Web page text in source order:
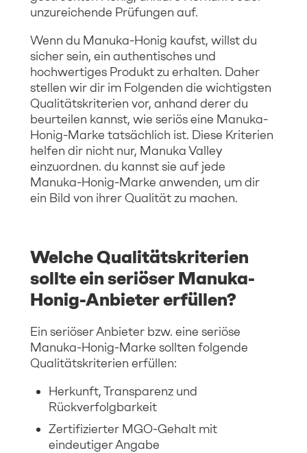
unzureichende Prüfungen auf.
Wenn du Manuka-Honig kaufst, willst du
sicher sein, ein authentisches und
hochwertiges Produkt zu erhalten. Daher
stellen wir dir im Folgenden die wichtigsten
Qualitätskriterien vor, anhand derer du
beurteilen kannst, wie seriös eine Manuka-
Honig-Marke tatsächlich ist. Diese Kriterien
helfen dir nicht nur, Manuka Valley
einzuordnen. du kannst sie auf jede
Manuka-Honig-Marke anwenden, um dir
ein Bild von ihrer Qualität zu machen.
Welche Qualitätskriterien
sollte ein seriöser Manuka-
Honig-Anbieter erfüllen?
Ein seriöser Anbieter bzw. eine seriöse
Manuka-Honig-Marke sollten folgende
Qualitätskriterien erfüllen:
Herkunft, Transparenz und
Rückverfolgbarkeit
Zertifizierter MGO-Gehalt mit
eindeutiger Angabe